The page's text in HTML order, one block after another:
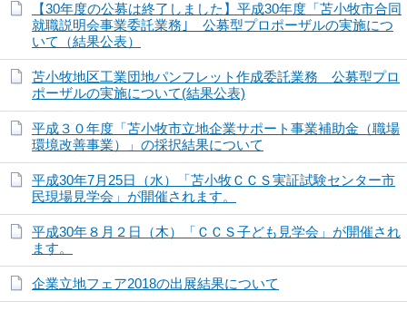
【30年度の公募は終了しました】平成30年度「苫小牧市合同
就職説明会事業委託業務｣ 公募型プロポーザルの実施につ
いて（結果公表）
苫小牧地区工業団地パンフレット作成委託業務 公募型プロ
ポーザルの実施について(結果公表)
平成３０年度「苫小牧市立地企業サポート事業補助金（職場
環境改善事業）」の採択結果について
平成30年7月25日（水）「苫小牧ＣＣＳ実証試験センター市
民現場見学会」が開催されます。
平成30年８月２日（木）「ＣＣＳ子ども見学会」が開催され
ます。
企業立地フェア2018の出展結果について